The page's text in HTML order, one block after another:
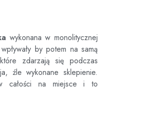
wykonana w monolitycznej
by potem na samą
zdarzają się podczas
źle wykonane sklepienie.
całości na miejsce i to